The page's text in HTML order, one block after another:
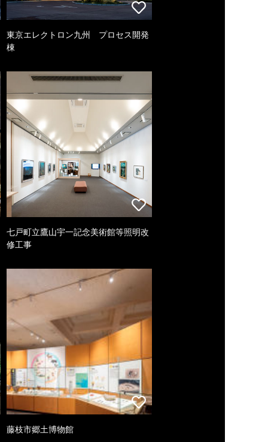
東京エレクトロン九州 プロセス開発
棟
七戸町立鷹山宇一記念美術館等照明改
修工事
藤枝市郷土博物館